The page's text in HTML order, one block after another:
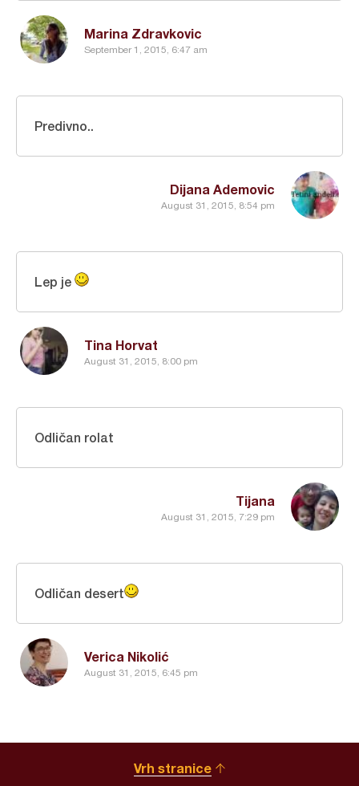
Marina Zdravkovic
September 1, 2015, 6:47 am
Dijana Ademovic
August 31, 2015, 8:54 pm
Predivno..
Tina Horvat
August 31, 2015, 8:00 pm
Lep je
Tijana
August 31, 2015, 7:29 pm
Odličan rolat
Verica Nikolić
August 31, 2015, 6:45 pm
Odličan desert
Vrh stranice